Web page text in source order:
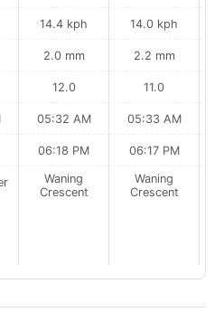
14.4 kph
2.0 mm
12.0
05:32 AM
06:18 PM
Waning
Crescent
14.0 kph
2.2 mm
11.0
05:33 AM
06:17 PM
Waning
Crescent